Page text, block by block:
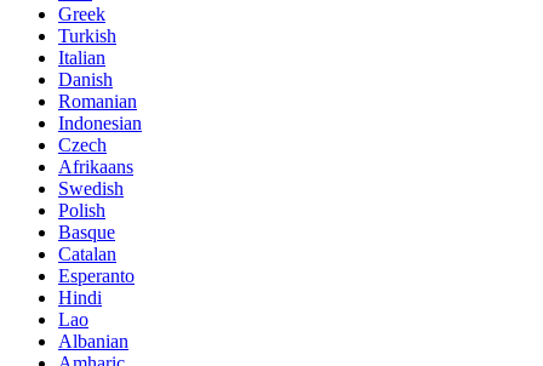
Greek
Turkish
Italian
Danish
Romanian
Indonesian
Czech
Afrikaans
Swedish
Polish
Basque
Catalan
Esperanto
Hindi
Lao
Albanian